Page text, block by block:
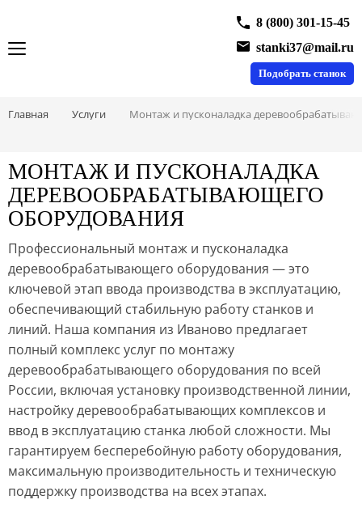
8 (800) 301-15-45
stanki37@mail.ru
Подобрать станок
Главная Услуги Монтаж и пусконаладка
МОНТАЖ И ПУСКОНАЛАДКА
ДЕРЕВООБРАБАТЫВАЮЩЕГО
ОБОРУДОВАНИЯ
Профессиональный монтаж и пусконаладка
деревообрабатывающего оборудования — это
ключевой этап ввода производства в эксплуатацию,
обеспечивающий стабильную работу станков и
линий. Наша компания из Иваново предлагает
полный комплекс услуг по монтажу
деревообрабатывающего оборудования по всей
России, включая установку производственной линии,
настройку деревообрабатывающих комплексов и
ввод в эксплуатацию станка любой сложности. Мы
гарантируем бесперебойную работу оборудования,
максимальную производительность и техническую
поддержку производства на всех этапах.